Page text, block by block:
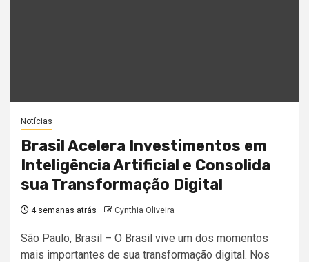
Notícias
Brasil Acelera Investimentos em
Inteligência Artificial e Consolida
sua Transformação Digital
4 semanas atrás Cynthia Oliveira
São Paulo, Brasil – O Brasil vive um dos momentos
mais importantes de sua transformação digital. Nos